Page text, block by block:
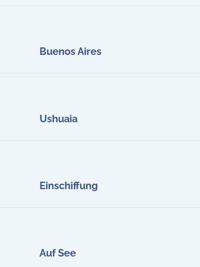
Buenos Aires
Ushuaia
Einschiffung
Auf See